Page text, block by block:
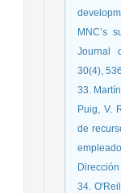
MNC’s
Journal
30(4),
33.
Puig, V.
de
34.